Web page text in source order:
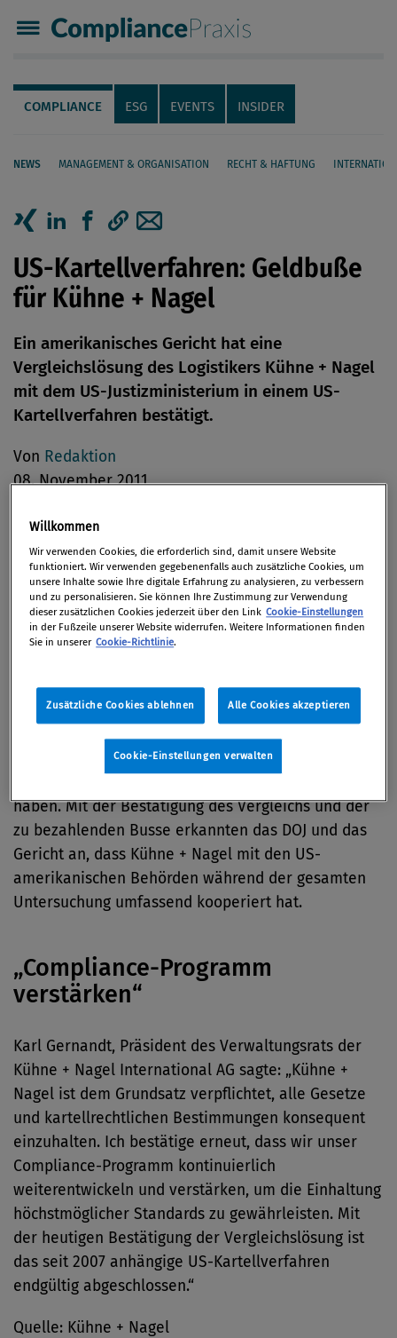
Compliance Praxis
Servicenavigation
Navigation
COMPLIANCE ESG EVENTS INSIDER
NEWS MANAGEMENT & ORGANISATION RECHT & HAFTUNG
Seiteninhalt
US-Kartellverfahren: Geldbuße
für Kühne + Nagel
Ein amerikanisches Gericht hat eine
Vergleichslösung des Logistikers Kühne + Nagel
mit dem US-Justizministerium in einem US-
Kartellverfahren bestätigt.
Von Redaktion
08. November 2011
Das für den Distrikt Columbia zuständige US-
amerikanische Gericht hat den Vergleich bestätigt,
den der Schweizer Logistikriese Kühne + Nagel mit
dem amerikanischen Justizministerium (DOJ) am 30.
Vergleichs hatte Kühne + Nagel einer Buße in Höhe
von rund 9,9 Mio. US-Dollar (rd. 7,2 Mio. Euro)
zugestimmt, um Vorwürfe beizulegen, dass
internationale Speditionsunternehmen bestimmte
haben. Mit der Bestätigung des Vergleichs und der
zu bezahlenden Busse erkannten das DOJ und das
Gericht an, dass Kühne + Nagel mit den US-
amerikanischen Behörden während der gesamten
Untersuchung umfassend kooperiert hat.
„Compliance-Programm
verstärken“
Karl Gernandt, Präsident des Verwaltungsrats der
Kühne + Nagel International AG sagte: „Kühne +
Nagel ist dem Grundsatz verpflichtet, alle Gesetze
und kartellrechtlichen Bestimmungen konsequent
einzuhalten. Ich bestätige erneut, dass wir unser
Compliance-Programm kontinuierlich
weiterentwickeln und verstärken, um die Einhaltung
höchstmöglicher Standards zu gewährleisten. Mit
der heutigen Bestätigung der Vergleichslösung ist
das seit 2007 anhängige US-Kartellverfahren
endgültig abgeschlossen.“
Quelle: Kühne + Nagel
Willkommen
Wir verwenden Cookies, die erforderlich sind, damit unsere Website
funktioniert. Wir verwenden gegebenenfalls auch zusätzliche Cookies, um
unsere Inhalte sowie Ihre digitale Erfahrung zu analysieren, zu verbessern
und zu personalisieren. Sie können Ihre Zustimmung zur Verwendung
dieser zusätzlichen Cookies jederzeit über den Link Cookie-Einstellungen
in der Fußzeile unserer Website widerrufen. Weitere Informationen finden
Sie in unserer Cookie-Richtlinie.
Zusätzliche Cookies ablehnen Alle Cookies akzeptieren
Cookie-Einstellungen verwalten